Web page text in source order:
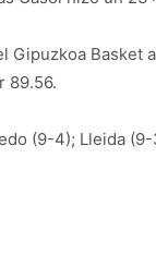
Gipuzkoa Basket
89.56.
(9-4); Lleida